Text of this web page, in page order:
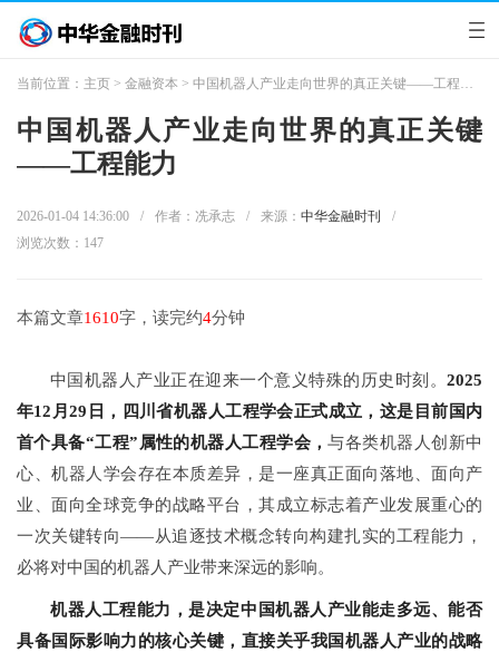
当前位置： 主页 > 金融资本 > 中国机器人产业走向世界的真正关键——工程能力
中国机器人产业走向世界的真正关键
——工程能力
2026-01-04 14:36:00 / 作者：冼承志 / 来源： 中华金融时刊
/
浏览次数： 147
本篇文章1610字，读完约4分钟
中国机器人产业正在迎来一个意义特殊的历史时刻。 2025
年12月29日，四川省机器人工程学会正式成立，这是目前国内
首个具备“工程”属性的机器人工程学会，与各类机器人创新中
心、机器人学会存在本质差异，是一座真正面向落地、面向产
业、面向全球竞争的战略平台，其成立标志着产业发展重心的
一次关键转向——从追逐技术概念转向构建扎实的工程能力，
必将对中国的机器人产业带来深远的影响。
机器人工程能力，是决定中国机器人产业能走多远、能否
具备国际影响力的核心关键，直接关乎我国机器人产业的战略